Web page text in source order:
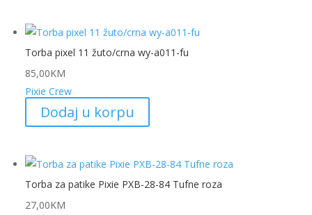
Torba pixel 11 žuto/crna wy-a011-fu
85,00KM
Pixie Crew
Dodaj u korpu
Torba za patike Pixie PXB-28-84 Tufne roza
27,00KM